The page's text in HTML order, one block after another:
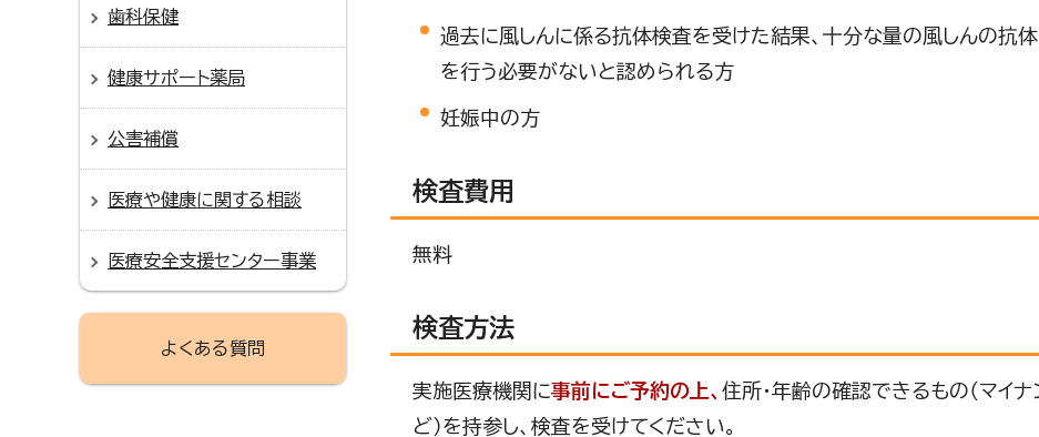
過去に風しんに係る抗体検査を受けた結果、十分な量の風しんの抗
を行う必要がないと認められる方
妊娠中の方
検査費用
無料
検査方法
実施医療機関に事前にご予約の上、 住所・年齢の確認できるもの（マイ
ど）を持参し、検査を受けてください。
歯科保健
健康サポート薬局
公害補償
医療や健康に関する相談
医療安全支援センター事業
よくある質問